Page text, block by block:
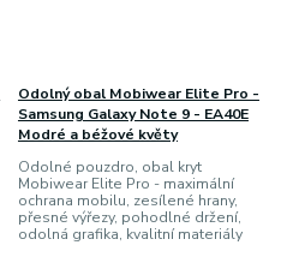
Odolný obal Mobiwear Elite Pro -
Samsung Galaxy Note 9 - EA40E
Modré a béžové květy
Odolné pouzdro, obal kryt
Mobiwear Elite Pro - maximální
ochrana mobilu, zesílené hrany,
přesné výřezy, pohodlné držení,
odolná grafika, kvalitní materiály